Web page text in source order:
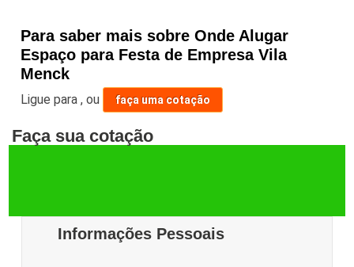
Para saber mais sobre Onde Alugar
Espaço para Festa de Empresa Vila
Menck
Ligue para,ou faça uma cotação
Faça sua cotação
Informações Pessoais